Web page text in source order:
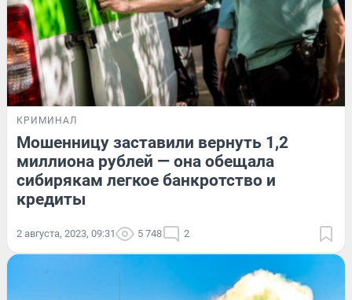
КРИМИНАЛ
Мошенницу заставили вернуть 1,2
миллиона рублей — она обещала
сибирякам легкое банкротство и
кредиты
2 августа, 2023, 09:31 5 748 2